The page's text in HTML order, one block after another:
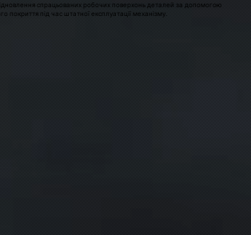
спрацьованих робочих поверхонь деталей за допомогою
покриття під час штатної експлуатації механізму.